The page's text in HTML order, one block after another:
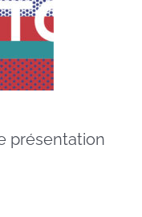
présentation